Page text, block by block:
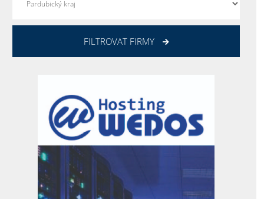
FILTROVAT FIRMY